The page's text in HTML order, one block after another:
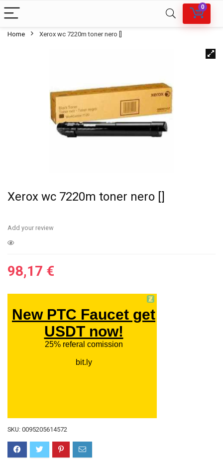
0
Home Xerox wc 7220m toner nero []
Xerox wc 7220m toner nero []
Add your review
98,17 €
SKU: 0095205614572